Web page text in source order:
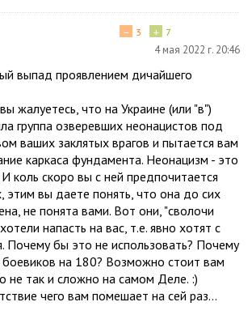
+ 7
− 3
4 мая 2022 г. 20:46
выпад проявлением дичайшего
жалуетесь, что на Украине (или "в")
группа озверевших неонацистов под
ваших заклятых врагов и пытается вам
каркаса фундамента. Неонацизм - это
И коль скоро вы с ней предпочитается
этим вы даете понять, что она до сих
не понята вами. Вот они, "сволочи
напасть на вас, т.е. явно хотят с
Почему бы это не использовать? Почему
боевиков на 180? Возможно стоит вам
не так и сложно на самом Деле. :)
чего вам помешает на сей раз...